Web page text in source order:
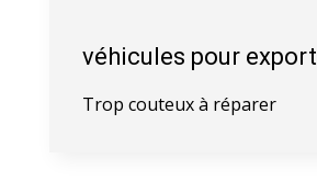
véhicules pour export
Trop couteux à réparer